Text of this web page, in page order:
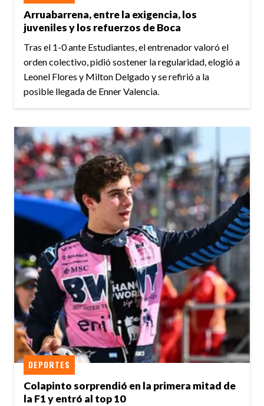
Arruabarrena, entre la exigencia, los
juveniles y los refuerzos de Boca
Tras el 1-0 ante Estudiantes, el entrenador valoró el
orden colectivo, pidió sostener la regularidad, elogió a
Leonel Flores y Milton Delgado y se refirió a la
posible llegada de Enner Valencia.
Colapinto sorprendió en la primera mitad de
la F1 y entró al top 10
DEPORTES